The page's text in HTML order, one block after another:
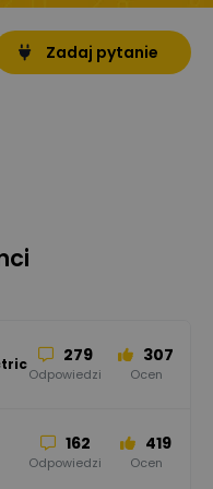
Zadaj pytanie
279
Odpowiedzi
307
Ocen
162
Odpowiedzi
419
Ocen